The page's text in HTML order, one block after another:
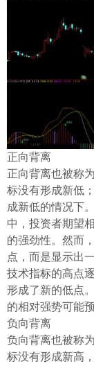
正向背离
正向背离也被称
标没有形成新低
成新低的情况下
中，投资者期望
的强劲性。然而
点，而是显示出
技术指标的高点
形成了新的低点
的相对强势可能
负向背离
负向背离也被称
标没有形成新高